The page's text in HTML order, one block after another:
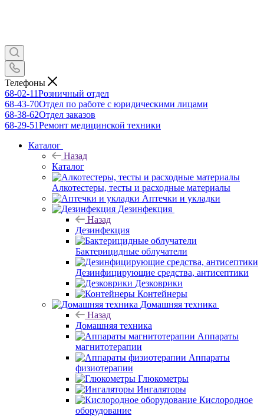
Телефоны
68-02-11Розничный отдел
68-43-70Отдел по работе с юридическими лицами
68-38-62Отдел заказов
68-29-51Ремонт медицинской техники
Каталог
Назад
Каталог
Алкотестеры, тесты и расходные материалы
Аптечки и укладки
Дезинфекция
Назад
Дезинфекция
Бактерицидные облучатели
Дезинфицирующие средства, антисептики
Дезковрики
Контейнеры
Домашняя техника
Назад
Домашняя техника
Аппараты
магнитотерапии
Аппараты
физиотерапии
Глюкометры
Ингаляторы
Кислородное
оборудование